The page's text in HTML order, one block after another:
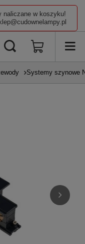
naliczane w koszyku!
Systemy szynowe